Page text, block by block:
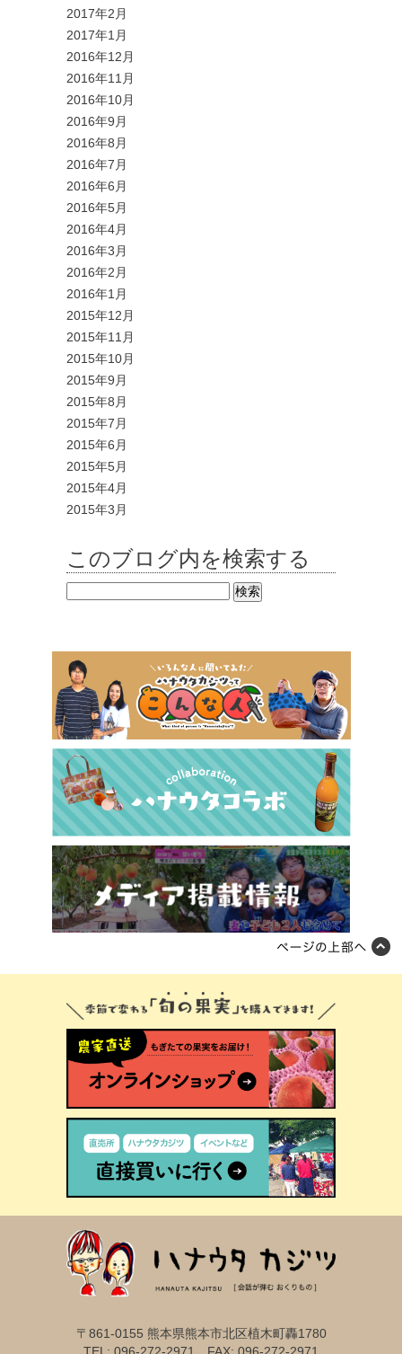
2017年2月
2017年1月
2016年12月
2016年11月
2016年10月
2016年9月
2016年8月
2016年7月
2016年6月
2016年5月
2016年4月
2016年3月
2016年2月
2016年1月
2015年12月
2015年11月
2015年10月
2015年9月
2015年8月
2015年7月
2015年6月
2015年5月
2015年4月
2015年3月
このブログ内を検索する
〒861-0155 熊本県熊本市北区植木町轟1780